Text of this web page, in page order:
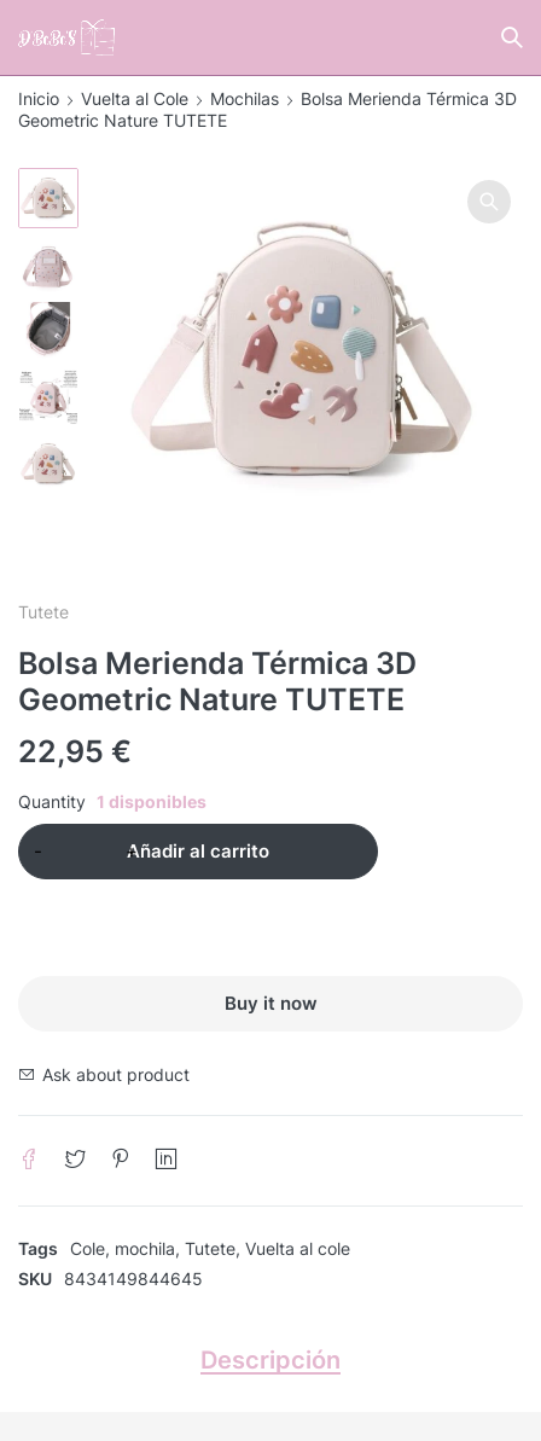
Inicio Vuelta al Cole Mochilas
Bolsa Merienda Térmica 3D
Geometric Nature TUTETE
Tutete
Bolsa Merienda Térmica 3D
Geometric Nature TUTETE
22,95 €
Quantity 1 disponibles
Añadir al carrito
Buy it now
Ask about product
Tags Cole, mochila, Tutete, Vuelta al cole
SKU
8434149844645
Descripción